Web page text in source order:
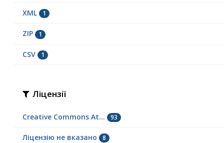
XML 1
ZIP 1
СSV 1
Ліцензії
Creative Commons At... 93
Ліцензію не вказано 8